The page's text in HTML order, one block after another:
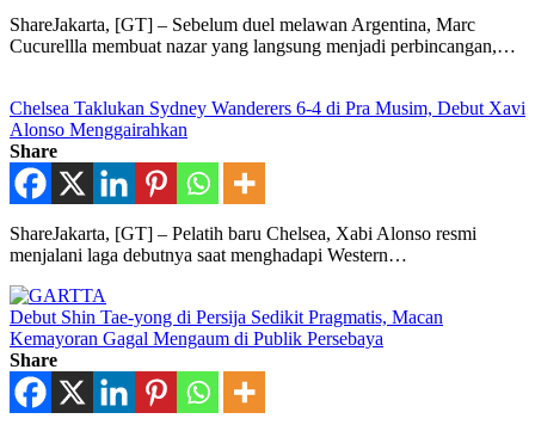
ShareJakarta, [GT] – Sebelum duel melawan Argentina, Marc
Cucurellla membuat nazar yang langsung menjadi perbincangan,…
Chelsea Taklukan Sydney Wanderers 6-4 di Pra Musim, Debut Xavi
Alonso Menggairahkan
Share
ShareJakarta, [GT] – Pelatih baru Chelsea, Xabi Alonso resmi
menjalani laga debutnya saat menghadapi Western…
Debut Shin Tae-yong di Persija Sedikit Pragmatis, Macan
Kemayoran Gagal Mengaum di Publik Persebaya
Share